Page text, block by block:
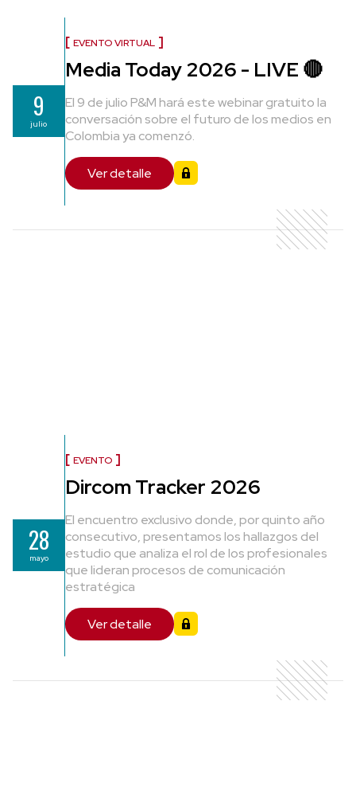
9
julio
EVENTO VIRTUAL
Media Today 2026 - LIVE 🔴
El 9 de julio P&M hará este webinar gratuito la
conversación sobre el futuro de los medios en
Colombia ya comenzó.
Ver detalle
28
mayo
EVENTO
Dircom Tracker 2026
El encuentro exclusivo donde, por quinto año
consecutivo, presentamos los hallazgos del
estudio que analiza el rol de los profesionales
que lideran procesos de comunicación
estratégica
Ver detalle